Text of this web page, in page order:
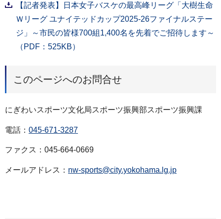
【記者発表】日本女子バスケの最高峰リーグ「大樹生命
Ｗリーグ ユナイテッドカップ2025-26ファイナルステー
ジ」～市民の皆様700組1,400名を先着でご招待します～
（PDF：525KB）
このページへのお問合せ
にぎわいスポーツ文化局スポーツ振興部スポーツ振興課
電話： 045-671-3287
ファクス：045-664-0669
メールアドレス： nw-sports@city.yokohama.lg.jp